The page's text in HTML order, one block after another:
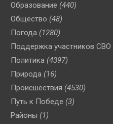
Образование (440)
Общество (48)
Погода (1280)
Поддержка участников СВО
Политика (4397)
Природа (16)
Происшествия (4530)
Путь к Победе (3)
Районы (1)